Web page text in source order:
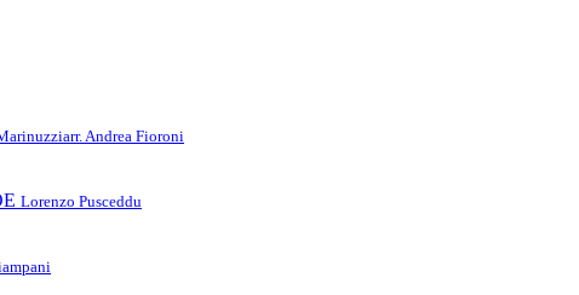
arr. Andrea Fioroni
Lorenzo Pusceddu